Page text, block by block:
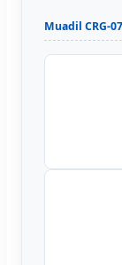
Muadil CRG-